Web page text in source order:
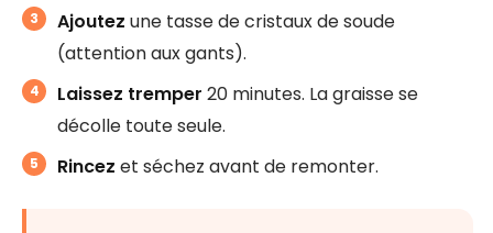
Ajoutez une tasse de cristaux de soude
(attention aux gants).
Laissez tremper 20 minutes. La graisse se
décolle toute seule.
Rincez et séchez avant de remonter.